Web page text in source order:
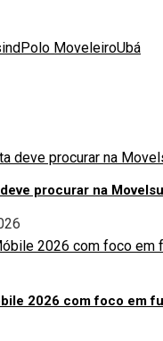
Polo MoveleiroUbá
procurar na
2026 com foco em